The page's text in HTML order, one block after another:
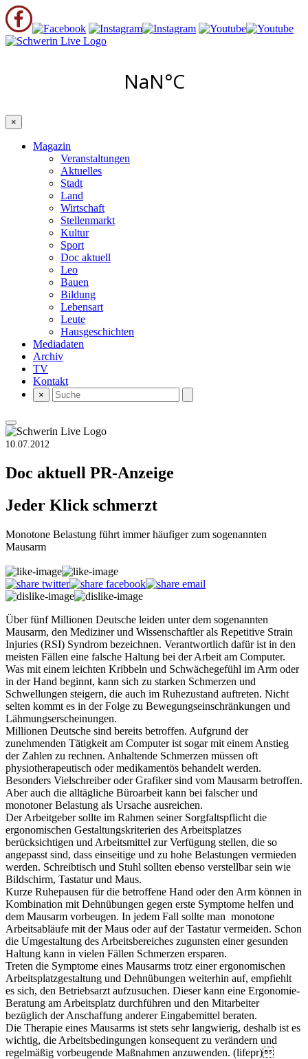
×
Magazin
Veranstaltungen
Aktuelles
Stadt
Land
Wirtschaft
Stellenmarkt
Kultur
Sport
Doc aktuell
Leo
Bauen
Bildung
Lebensart
Leute
Hausgeschichten
Mediadaten
Archiv
TV
Kontakt
×
10.07.2012
Doc aktuell PR-Anzeige
Jeder Klick schmerzt
Monotone Belastung führt immer häufiger zum sogenannten
Mausarm
Über fünf Millionen Deutsche leiden unter dem sogenannten
Mausarm, den Mediziner und Wissenschaftler als Repetitive Strain
Injuries (RSI) Syndrom bezeichnen. Verantwortlich dafür ist in den
meisten Fällen eine falsche Haltung bei der Arbeit am Computer.
Was mit einem leichten Kribbeln und Schwächegefühl im Arm oder
in der Hand beginnt, kann sich zu starken Schmerzen und
Schwellungen steigern, die auch im Ruhezustand auftreten. Nicht
selten kommt es in der Folge zu Bewegungseinschränkungen und
Lähmungserscheinungen.
Millionen Deutsche sind bereits betroffen. Aufgrund der
zunehmenden Tätigkeit am Computer ist sogar mit einem Anstieg
der Zahlen zu rechnen. Anhaltende Schmerzen müssen oft
physiotherapeutisch oder medikamentös behandelt werden.
Besonders Vielschreiber oder Grafiker sind vom Mausarm betroffen.
Aber auch die alltägliche Büroarbeit kann bei falscher und
monotoner Belastung als Ursache ausreichen.
Der Arbeitgeber sollte im Rahmen seiner Sorgfaltspflicht die
ergonomischen Gestaltungskriterien des Arbeitsplatzes
berücksichtigen und Arbeitsmittel zur Verfügung stellen, die so
angepasst sind, dass einseitige und zu hohe Belastungen vermieden
werden. Schreibtisch und Stuhl sollten ebenso verstellbar sein wie
Bildschirm, Tastatur und Maus.
Kurze Ruhepausen für die betroffene Hand oder den Arm können in
Kombination mit Dehnübungen gegen erste Symptome helfen und
dem Mausarm vorbeugen. In jedem Fall sollte man monotone
Arbeitsabläufe mit der Maus oder auf der Tastatur vermeiden. Schon
die Umgestaltung des Arbeitsbereiches zugunsten einer gesunden
Haltung kann in vielen Fällen Schmerzen ersparen.
Treten die Symptome eines Mausarms trotz einer ergonomischen
Arbeitsplatzgestaltung und Dehnübungen weiterhin auf, empfiehlt
es sich, den Betriebsarzt aufzusuchen. Dieser kann eine Ergonomie-
Beratung am Arbeitsplatz durchführen und den Mitarbeiter
bezüglich der Anschaffung anderer Eingabemittel beraten.
Die Therapie eines Mausarms ist stets sehr langwierig, deshalb ist es
wichtig, die Arbeitsbedingungen konsequent zu verändern und
regelmäßig vorbeugende Maßnahmen anzuwenden. (lifepr)